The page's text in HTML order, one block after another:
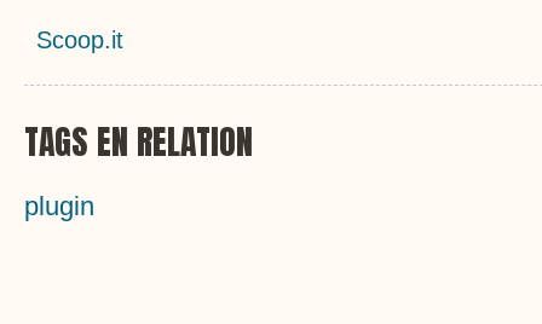
Scoop.it
TAGS EN RELATION
plugin